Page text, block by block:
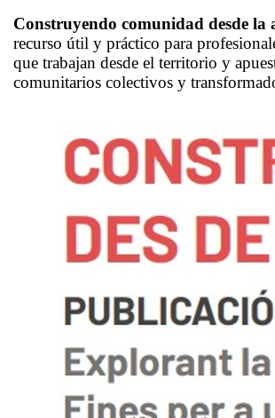
Construyendo comunidad desde la
recurso útil y práctico para
que trabajan desde el territorio y
comunitarios colectivos y